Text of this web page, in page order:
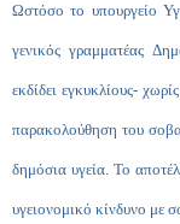
Ωστόσο το υπουργείο
γενικός γραμματέας
εκδίδει εγκυκλίους-
παρακολούθηση του
δημόσια υγεία. Το
υγειονομικό κίνδυνο με